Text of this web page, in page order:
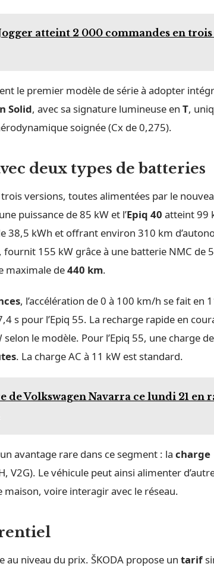
atteint 2 000 commandes en
le premier modèle de série à adopter
Solid, avec sa signature lumineuse en T,
soignée (Cx de 0,275).
deux types de batteries
versions, toutes alimentées par le
puissance de 85 kW et l’Epiq 40 atteint 99
38,5 kWh et offrant environ 310 km
155 kW grâce à une batterie NMC de
maximale de440 km.
, l’accélération de 0 à 100 km/h se fait en
s pour l’Epiq 55. La recharge rapide en
le modèle. Pour l’Epiq 55, une charge
. La charge AC à 11 kW est standard.
de Volkswagen Navarra ce lundi 21 en
avantage rare dans ce segment : la charge
V2G). Le véhicule peut ainsi alimenter
maison, voire interagir avec le réseau.
au niveau du prix. ŠKODA propose un tarif